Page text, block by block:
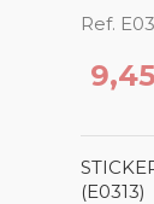
Ref.
(E0313)